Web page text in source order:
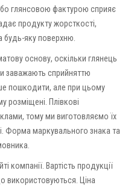
глянсовою фактурою сприяє
продукту жорсткості,
яку поверхню.
основу, оскільки глянець
заважають сприйняттю
пошкодити, але при цьому
розміщені. Плівкові
тому ми виготовляємо їх
Форма маркувального знака та
компанії. Вартість продукції
використовуються. Ціна